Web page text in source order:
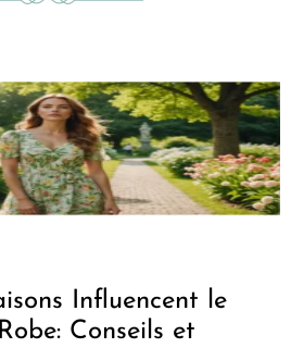
Influencent le
Conseils et